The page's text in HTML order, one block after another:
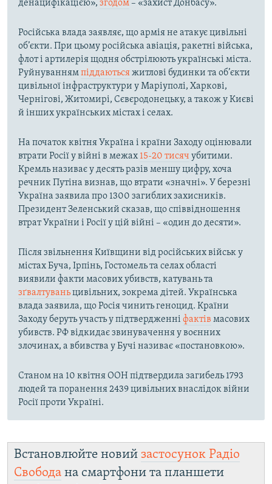
денацифікацією», згодом– «захист Донбасу».
Російська влада заявляє, що армія не атакує цивільні
об’єкти. При цьому російська авіація, ракетні війська,
флот і артилерія щодня обстрілюють українські міста.
Руйнуваннямпіддаютьсяжитлові будинки та об’єкти
цивільної інфраструктури у Маріуполі, Харкові,
Чернігові, Житомирі, Сєвєродонецьку, а також у Києві
й інших українських містах і селах.
На початок квітня Україна і країни Заходу оцінювали
втрати Росії у війні в межах 15-20 тисяч убитими.
Кремль називає у десять разів меншу цифру, хоча
речник Путіна визнав, що втрати «значні». У березні
Україна заявила про 1300 загиблих захисників.
Президент Зеленський сказав, що співвідношення
втрат України і Росії у цій війні – «один до десяти».
Після звільнення Київщини від російських військ у
містах Буча, Ірпінь, Гостомель та селах області
виявили факти масових убивств, катувань та
зґвалтуваньцивільних, зокрема дітей. Українська
влада заявила, що Росія чинить геноцид. Країни
Заходу беруть участь у підтвердженні фактів масових
убивств. РФ відкидає звинувачення у воєнних
злочинах, а вбивства у Бучі називає «постановкою».
Станом на 10 квітня ООН підтвердила загибель 1793
людей та поранення 2439 цивільних внаслідок війни
Росії проти Україні.
Встановлюйте новий застосунок Радіо
Свобода на смартфони та планшети